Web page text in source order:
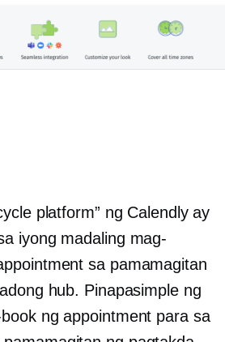
platform” ng Calendly ay
iyong madaling mag-
sa pamamagitan
hub. Pinapasimple ng
ng appointment para sa